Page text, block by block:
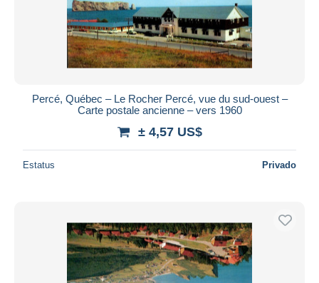
Percé, Québec – Le Rocher Percé, vue du sud-ouest –
Carte postale ancienne – vers 1960
± 4,57 US$
Estatus Privado